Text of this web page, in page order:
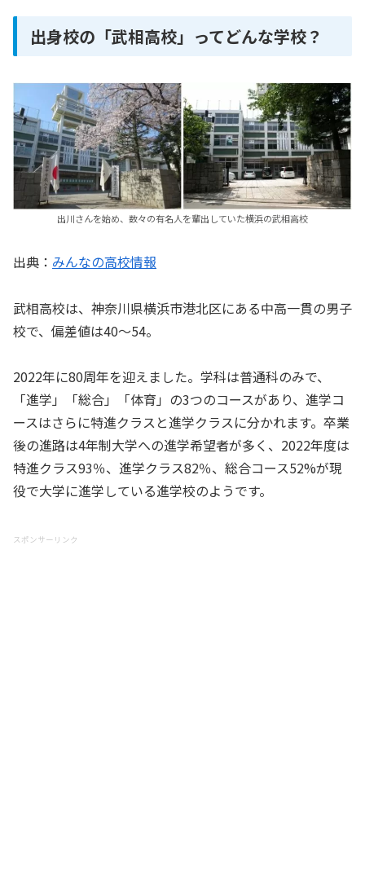
出身校の「武相高校」ってどんな学校？
出川さんを始め、数々の有名人を輩出していた横浜の武相高校
出典： みんなの高校情報
武相高校は、神奈川県横浜市港北区にある中高一貫の男子
校で、偏差値は40～54。
2022年に80周年を迎えました。学科は普通科のみで、
「進学」「総合」「体育」の3つのコースがあり、進学コ
ースはさらに特進クラスと進学クラスに分かれます。卒業
後の進路は4年制大学への進学希望者が多く、2022年度は
特進クラス93％、進学クラス82％、総合コース52%が現
役で大学に進学している進学校のようです。
スポンサーリンク